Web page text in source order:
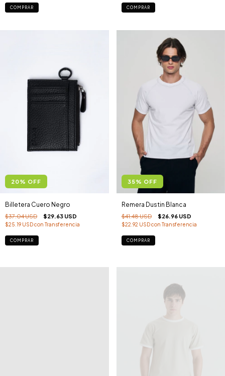
COMPRAR COMPRAR
20% OFF
Billetera Cuero Negro
$37.04 USD $29.63 USD
$25.19 USDcon Transferencia
35% OFF
Remera Dustin Blanca
$41.48 USD $26.96 USD
$22.92 USDcon Transferencia
COMPRAR